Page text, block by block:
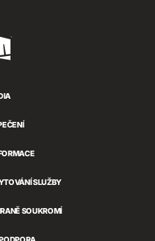
SLUŽBY
SOUKROMÍ